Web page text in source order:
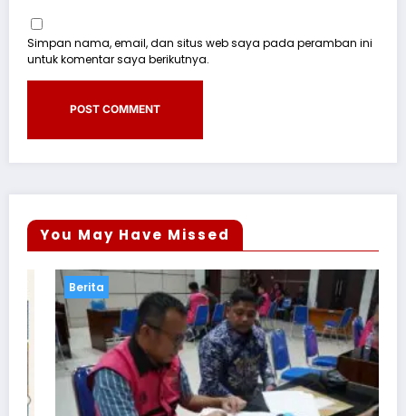
Simpan nama, email, dan situs web saya pada peramban ini
untuk komentar saya berikutnya.
You May Have Missed
Berita